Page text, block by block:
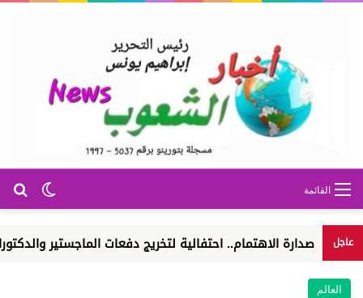
الوضع القائمة
عاجل الاهتمام.. احتفالية لتخريج دفعات الماجستير والدكتوراه
العالم